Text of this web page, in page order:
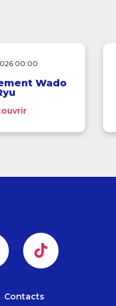
00:00
Wado
Contacts